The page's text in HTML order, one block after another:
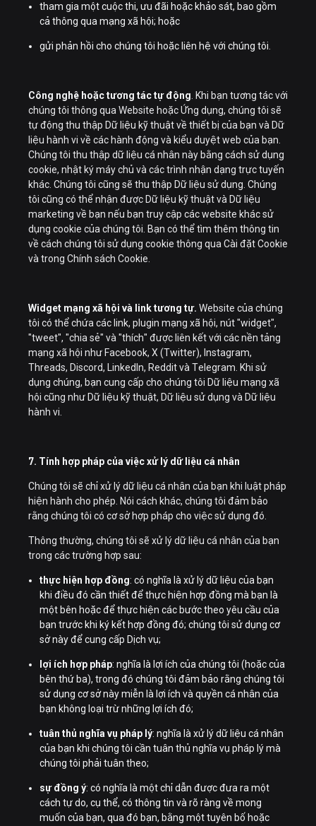
tham gia một cuộc thi, ưu đãi hoặc khảo sát, bao gồm
cả thông qua mạng xã hội; hoặc
gửi phản hồi cho chúng tôi hoặc liên hệ với chúng tôi.
Công nghệ hoặc tương tác tự động . Khi bạn tương tác với
chúng tôi thông qua Website hoặc Ứng dụng, chúng tôi sẽ
tự động thu thập Dữ liệu kỹ thuật về thiết bị của bạn và Dữ
liệu hành vi về các hành động và kiểu duyệt web của bạn.
Chúng tôi thu thập dữ liệu cá nhân này bằng cách sử dụng
cookie, nhật ký máy chủ và các trình nhận dạng trực tuyến
khác. Chúng tôi cũng sẽ thu thập Dữ liệu sử dụng. Chúng
tôi cũng có thể nhận được Dữ liệu kỹ thuật và Dữ liệu
marketing về bạn nếu bạn truy cập các website khác sử
dụng cookie của chúng tôi. Bạn có thể tìm thêm thông tin
về cách chúng tôi sử dụng cookie thông qua Cài đặt Cookie
và trong Chính sách Cookie.
Widget mạng xã hội và link tương tự. Website của chúng
tôi có thể chứa các link, plugin mạng xã hội, nút "widget",
"tweet", "chia sẻ" và "thích" được liên kết với các nền tảng
mạng xã hội như Facebook, X (Twitter), Instagram,
Threads, Discord, LinkedIn, Reddit và Telegram. Khi sử
dụng chúng, bạn cung cấp cho chúng tôi Dữ liệu mạng xã
hội cũng như Dữ liệu kỹ thuật, Dữ liệu sử dụng và Dữ liệu
hành vi.
7. Tính hợp pháp của việc xử lý dữ liệu cá nhân
Chúng tôi sẽ chỉ xử lý dữ liệu cá nhân của bạn khi luật pháp
hiện hành cho phép. Nói cách khác, chúng tôi đảm bảo
rằng chúng tôi có cơ sở hợp pháp cho việc sử dụng đó.
Thông thường, chúng tôi sẽ xử lý dữ liệu cá nhân của bạn
trong các trường hợp sau:
thực hiện hợp đồng: có nghĩa là xử lý dữ liệu của bạn
khi điều đó cần thiết để thực hiện hợp đồng mà bạn là
một bên hoặc để thực hiện các bước theo yêu cầu của
bạn trước khi ký kết hợp đồng đó; chúng tôi sử dụng cơ
sở này để cung cấp Dịch vụ;
lợi ích hợp pháp: nghĩa là lợi ích của chúng tôi (hoặc của
bên thứ ba), trong đó chúng tôi đảm bảo rằng chúng tôi
sử dụng cơ sở này miễn là lợi ích và quyền cá nhân của
bạn không loại trừ những lợi ích đó;
tuân thủ nghĩa vụ pháp lý: nghĩa là xử lý dữ liệu cá nhân
của bạn khi chúng tôi cần tuân thủ nghĩa vụ pháp lý mà
chúng tôi phải tuân theo;
sự đồng ý: có nghĩa là một chỉ dẫn được đưa ra một
cách tự do, cụ thể, có thông tin và rõ ràng về mong
muốn của bạn, qua đó bạn, bằng một tuyên bố hoặc